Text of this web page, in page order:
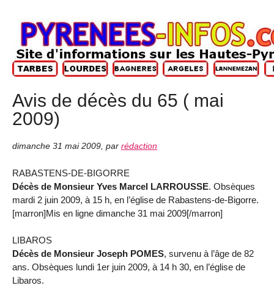
Avis de décès du 65 ( mai
2009)
dimanche 31 mai 2009 par rédaction
RABASTENS-DE-BIGORRE
Décès de Monsieur Yves Marcel LARROUSSE. Obsèques
mardi 2 juin 2009, à 15 h, en l’église de Rabastens-de-Bigorre.
[marron]Mis en ligne dimanche 31 mai 2009[/marron]
LIBAROS
Décès de Monsieur Joseph POMES, survenu à l’âge de 82
ans. Obsèques lundi 1er juin 2009, à 14 h 30, en l’église de
Libaros.